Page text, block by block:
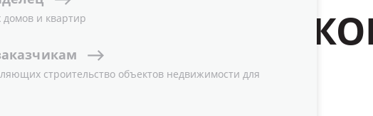
и квартир
строительство объектов недвижимости для
МОНТАЖА НА